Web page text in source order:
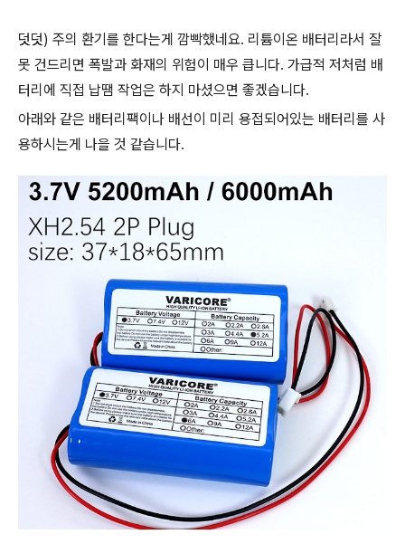
덧덧) 주의 환기를 한다는게 깜빡했네요. 리튬이온 배터리라서 잘
못 건드리면 폭발과 화재의 위험이 매우 큽니다. 가급적 저처럼 배
터리에 직접 납땜 작업은 하지 마셨으면 좋겠습니다.
아래와 같은 배터리팩이나 배선이 미리 용접되어있는 배터리를 사
용하시는게 나을 것 같습니다.